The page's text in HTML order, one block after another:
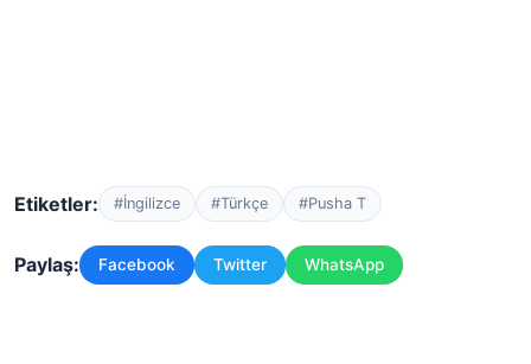
Etiketler: #İngilizce #Türkçe #Pusha T
Paylaş: Facebook Twitter WhatsApp